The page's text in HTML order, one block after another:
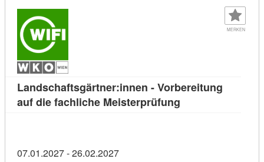
MERKEN
Landschaftsgärtner:innen - Vorbereitung
auf die fachliche Meisterprüfung
07.01.2027 - 26.02.2027